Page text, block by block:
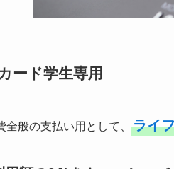
ード学生専用
般の支払い用として、 ライ